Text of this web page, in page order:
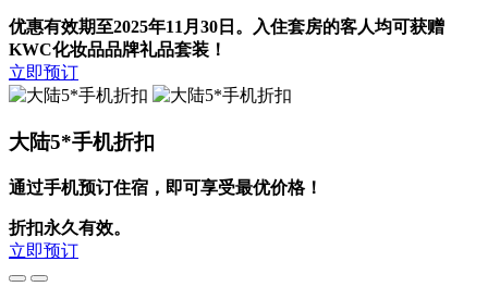
优惠有效期至2025年11月30日。入住套房的客人均可获赠
KWC化妆品品牌礼品套装！
立即预订
大陆5*手机折扣
通过手机预订住宿，即可享受最优价格！
折扣永久有效。
立即预订